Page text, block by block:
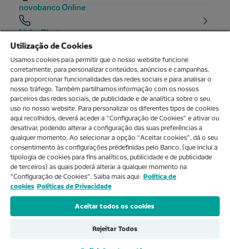
novobanco Online
Linha Direta
Balcões
O MEU NOVOBANCO
Sobre nós
Ajuda e FAQs
Produtos e Serviços
Utilização de Cookies
Usamos cookies para permitir que o nosso website funcione
corretamente, para personalizar conteúdos, anúncios e campanhas,
para proporcionar funcionalidades das redes sociais e para analisar o
nosso tráfego. Também partilhamos informação com os nossos
parceiros das redes sociais, de publicidade e de analítica sobre o seu
uso no nosso website. Para personalizar os diferentes tipos de cookies
aqui recolhidos, deverá aceder a “Configuração de Cookies” e ativar ou
desativar, podendo alterar a configuração das suas preferências a
qualquer momento. Ao selecionar a opção “Aceitar cookies”, dá o seu
consentimento às configurações prédefinidas pelo Banco, (que inclui a
tipologia de cookies para fins analíticos, publicidade e de publicidade
de terceiros) as quais poderá alterar a qualquer momento na
“Configuração de Cookies”. Saiba mais aqui: Política de
cookies Políticas de Privacidade
Aceitar todos os cookies
Rejeitar Todos